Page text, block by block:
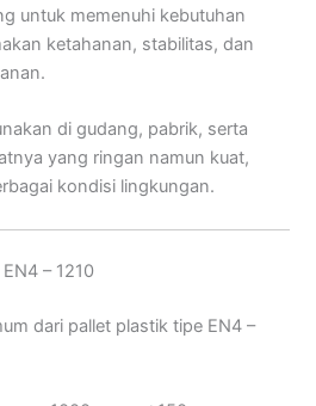
untuk memenuhi kebutuhan
ketahanan, stabilitas, dan
di gudang, pabrik, serta
yang ringan namun kuat,
kondisi lingkungan.
– 1210
dari pallet plastik tipe EN4 –